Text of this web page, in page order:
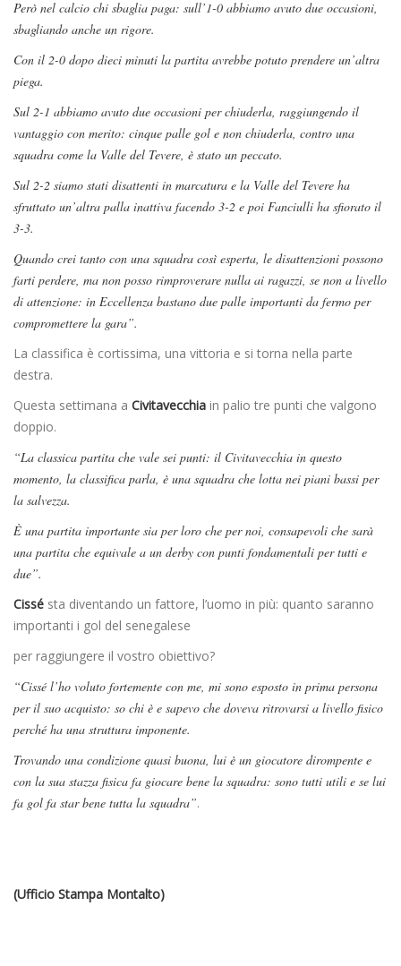
Però nel calcio chi sbaglia paga: sull’1-0 abbiamo avuto due occasioni,
sbagliando anche un rigore.
Con il 2-0 dopo dieci minuti la partita avrebbe potuto prendere un’altra
piega.
Sul 2-1 abbiamo avuto due occasioni per chiuderla, raggiungendo il
vantaggio con merito: cinque palle gol e non chiuderla, contro una
squadra come la Valle del Tevere, è stato un peccato.
Sul 2-2 siamo stati disattenti in marcatura e la Valle del Tevere ha
sfruttato un’altra palla inattiva facendo 3-2 e poi Fanciulli ha sfiorato il
3-3.
Quando crei tanto con una squadra così esperta, le disattenzioni possono
farti perdere, ma non posso rimproverare nulla ai ragazzi, se non a livello
di attenzione: in Eccellenza bastano due palle importanti da fermo per
compromettere la gara”.
La classifica è cortissima, una vittoria e si torna nella parte
destra.
Questa settimana a Civitavecchia in palio tre punti che valgono
doppio.
“La classica partita che vale sei punti: il Civitavecchia in questo
momento, la classifica parla, è una squadra che lotta nei piani bassi per
la salvezza.
È una partita importante sia per loro che per noi, consapevoli che sarà
una partita che equivale a un derby con punti fondamentali per tutti e
due”.
Cissé sta diventando un fattore, l’uomo in più: quanto saranno
importanti i gol del senegalese
per raggiungere il vostro obiettivo?
“Cissé l’ho voluto fortemente con me, mi sono esposto in prima persona
per il suo acquisto: so chi è e sapevo che doveva ritrovarsi a livello fisico
perché ha una struttura imponente.
Trovando una condizione quasi buona, lui è un giocatore dirompente e
con la sua stazza fisica fa giocare bene la squadra: sono tutti utili e se lui
fa gol fa star bene tutta la squadra”.
(Ufficio Stampa Montalto)